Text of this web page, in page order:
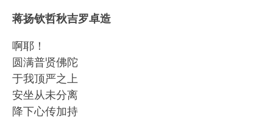
蒋扬钦哲秋吉罗卓造
啊耶！
圆满普贤佛陀
于我顶严之上
安坐从未分离
降下心传加持